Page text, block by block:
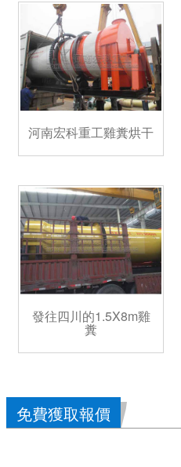
河南宏科重工雞糞烘干
發往四川的1.5X8m雞
糞
免費獲取報價